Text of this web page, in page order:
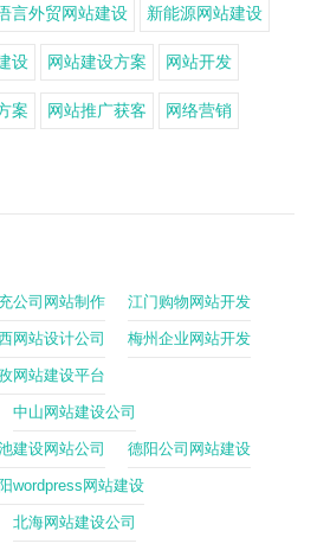
言外贸网站建设 新能源网站建设
设 网站建设方案 网站开发
案 网站推广获客 网络营销
公司网站制作 江门购物网站开发
网站设计公司 梅州企业网站开发
网站建设平台
中山网站建设公司
建设网站公司 德阳公司网站建设
wordpress网站建设
北海网站建设公司